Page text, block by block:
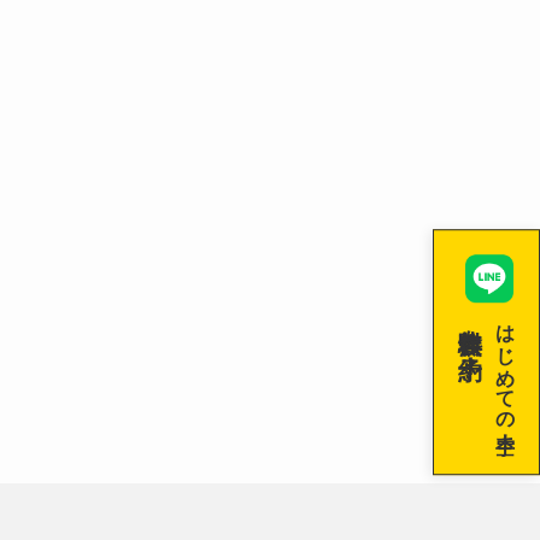
はじめての空手！
無料体験を予約！